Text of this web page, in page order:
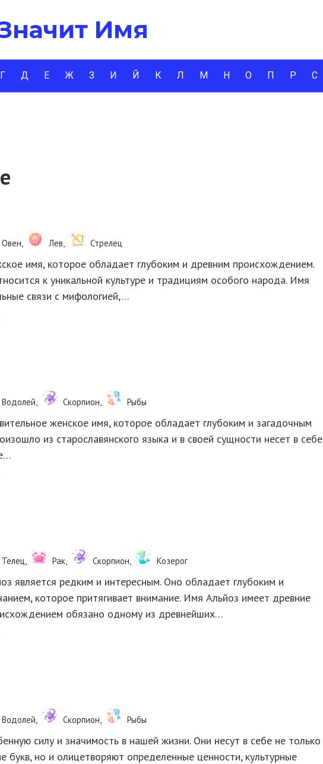
Имя
Г Д Е Ж З И Й К Л М Н О П Р С
Овен, Лев, Стрелец
имя, которое обладает глубоким и древним происхождением.
к уникальной культуре и традициям особого народа. Имя
связи с мифологией,…
Водолей, Скорпион, Рыбы
женское имя, которое обладает глубоким и загадочным
из старославянского языка и в своей сущности несет в себе
Телец, Рак, Скорпион, Козерог
является редким и интересным. Оно обладает глубоким и
которое притягивает внимание. Имя Альйоз имеет древние
обязано одному из древнейших…
Водолей, Скорпион, Рыбы
силу и значимость в нашей жизни. Они несут в себе не только
букв, но и олицетворяют определенные ценности, культурные